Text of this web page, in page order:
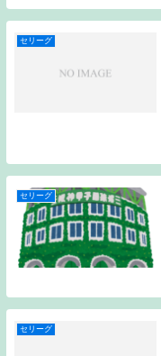
セリーグ
セリーグ
セリーグ